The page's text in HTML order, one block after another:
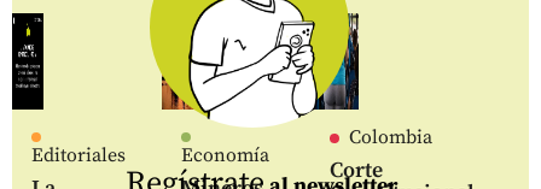
Editoriales Economía
Colombia
Corte